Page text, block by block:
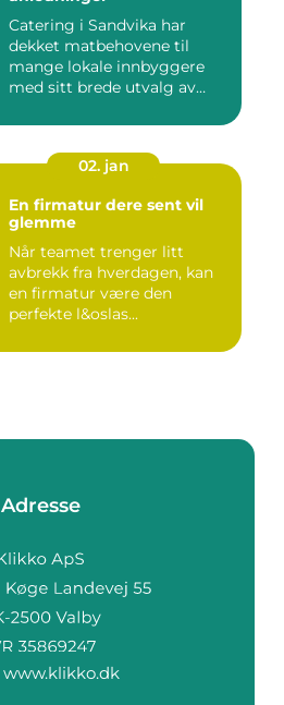
Catering i Sandvika har
dekket matbehovene til
mange lokale innbyggere
med sitt brede utvalg av
02. jan
En firmatur dere sent vil
glemme
Når teamet trenger litt
avbrekk fra hverdagen, kan
en firmatur være den
perfekte l&oslas...
Adresse
www.klikko.dk